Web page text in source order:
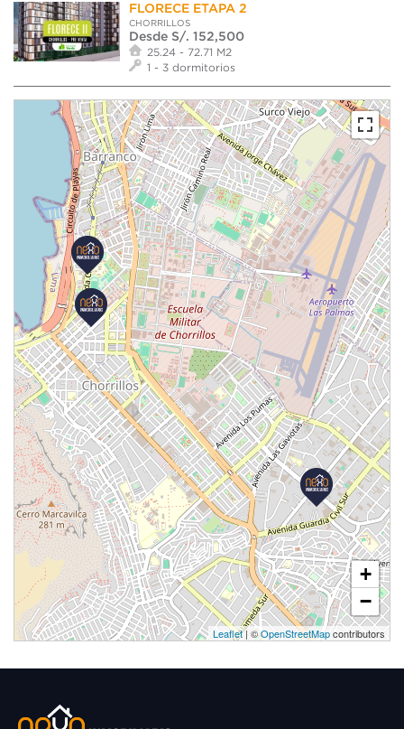
FLORECE ETAPA 2
CHORRILLOS
Desde S/. 152,500
25.24 - 72.71 M2
1 - 3 dormitorios
+
−
Leaflet| ©OpenStreetMapcontributors